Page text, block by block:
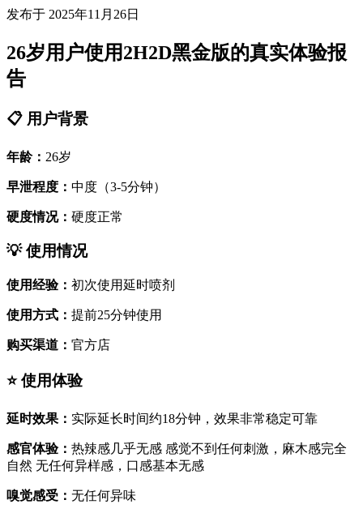
发布于 2025年11月26日
26岁用户使用2H2D黑金版的真实体验报
告
📋 用户背景
年龄： 26岁
早泄程度： 中度（3-5分钟）
硬度情况： 硬度正常
💡 使用情况
使用经验： 初次使用延时喷剂
使用方式： 提前25分钟使用
购买渠道： 官方店
⭐ 使用体验
延时效果： 实际延长时间约18分钟，效果非常稳定可靠
感官体验： 热辣感几乎无感 感觉不到任何刺激，麻木感完全
自然 无任何异样感，口感基本无感
嗅觉感受： 无任何异味